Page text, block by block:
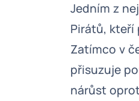
Jedním z
Pirátů, kteří
Zatímco v
přisuzuje
nárůst